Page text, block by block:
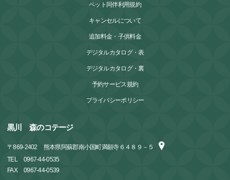
ペット同伴利用規約
キャンセルについて
追加料金・子供料金
デジタルカタログ・表
デジタルカタログ・裏
予約サービス規約
プライバシーポリシー
黒川 森のコテージ
〒869-2402
熊本県阿蘇郡南小国町満願寺６４８９－５
TEL
0967-44-0535
FAX
0967-44-0539